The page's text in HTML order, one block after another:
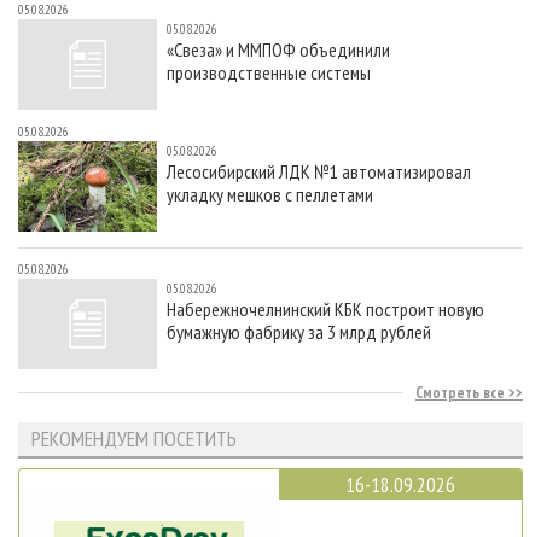
05.08.2026
05.08.2026
«Свеза» и ММПОФ объединили
производственные системы
05.08.2026
05.08.2026
Лесосибирский ЛДК №1 автоматизировал
укладку мешков с пеллетами
05.08.2026
05.08.2026
Набережночелнинский КБК построит новую
бумажную фабрику за 3 млрд рублей
Смотреть все
РЕКОМЕНДУЕМ ПОСЕТИТЬ
16-18.09.2026